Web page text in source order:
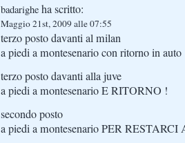
badarighe ha scritto:
Maggio 21st, 2009 alle 07:55
terzo posto davanti al milan
a piedi a montesenario con ritorno in auto
terzo posto davanti alla juve
a piedi a montesenario E RITORNO !
secondo posto
a piedi a montesenario PER